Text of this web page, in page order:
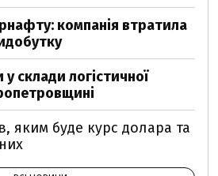
компанія втратила
у склади логістичної
яким буде курс долара та